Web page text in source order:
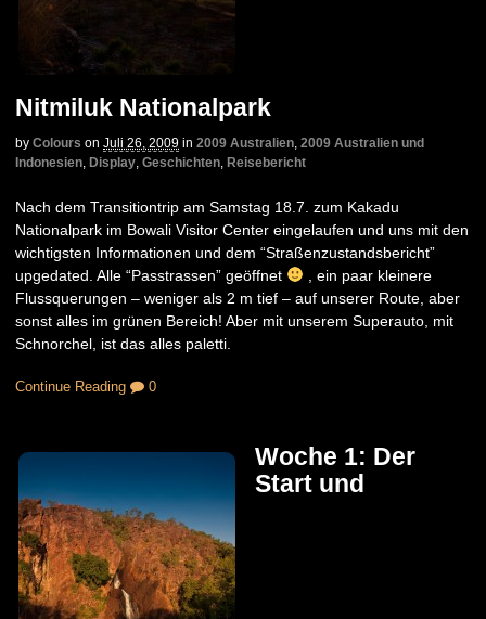
Nitmiluk Nationalpark
by Colours on Juli 26, 2009 in 2009 Australien, 2009 Australien und
Indonesien, Display, Geschichten, Reisebericht
Nach dem Transitiontrip am Samstag 18.7. zum Kakadu
Nationalpark im Bowali Visitor Center eingelaufen und uns mit den
wichtigsten Informationen und dem “Straßenzustandsbericht”
upgedated. Alle “Passtrassen” geöffnet
, ein paar kleinere
Flussquerungen – weniger als 2 m tief – auf unserer Route, aber
sonst alles im grünen Bereich! Aber mit unserem Superauto, mit
Schnorchel, ist das alles paletti.
Continue Reading 0
Woche 1: Der
Start und